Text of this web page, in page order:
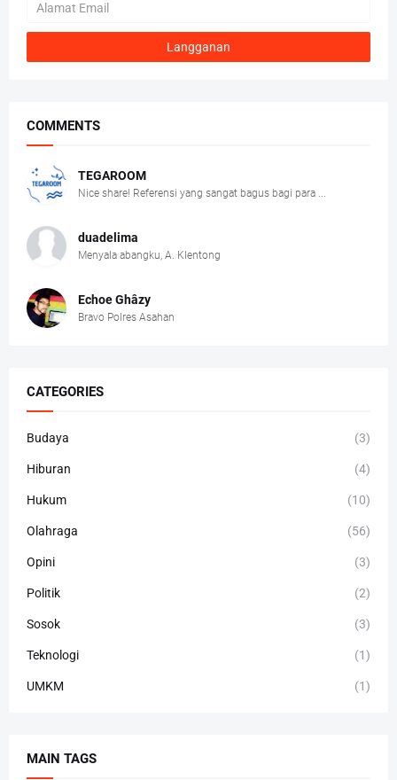
COMMENTS
TEGAROOM
Nice share! Referensi yang sangat bagus bagi para ...
duadelima
Menyala abangku, A. Klentong
Echoe Ghâzy
Bravo Polres Asahan
CATEGORIES
Budaya (3)
Hiburan (4)
Hukum (10)
Olahraga (56)
Opini (3)
Politik (2)
Sosok (3)
Teknologi (1)
UMKM (1)
MAIN TAGS